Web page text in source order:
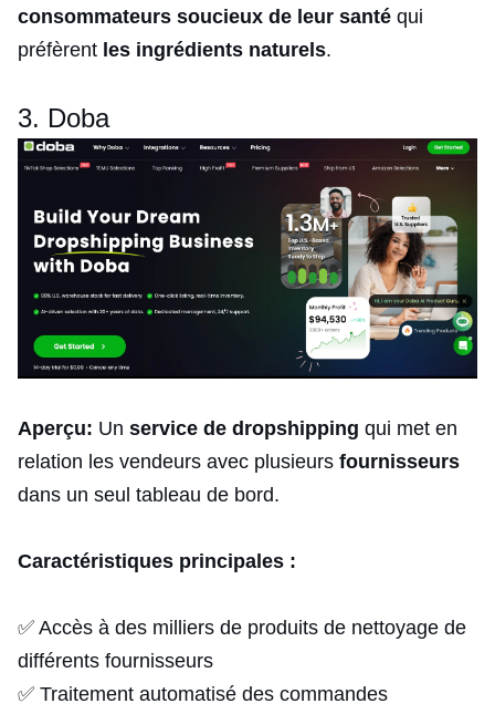
consommateurs soucieux de leur santé qui
préfèrent les ingrédients naturels.
3. Doba
Aperçu: Un service de dropshipping qui met en
relation les vendeurs avec plusieurs fournisseurs
dans un seul tableau de bord.
Caractéristiques principales :
✅ Accès à des milliers de produits de nettoyage de
différents fournisseurs
✅ Traitement automatisé des commandes